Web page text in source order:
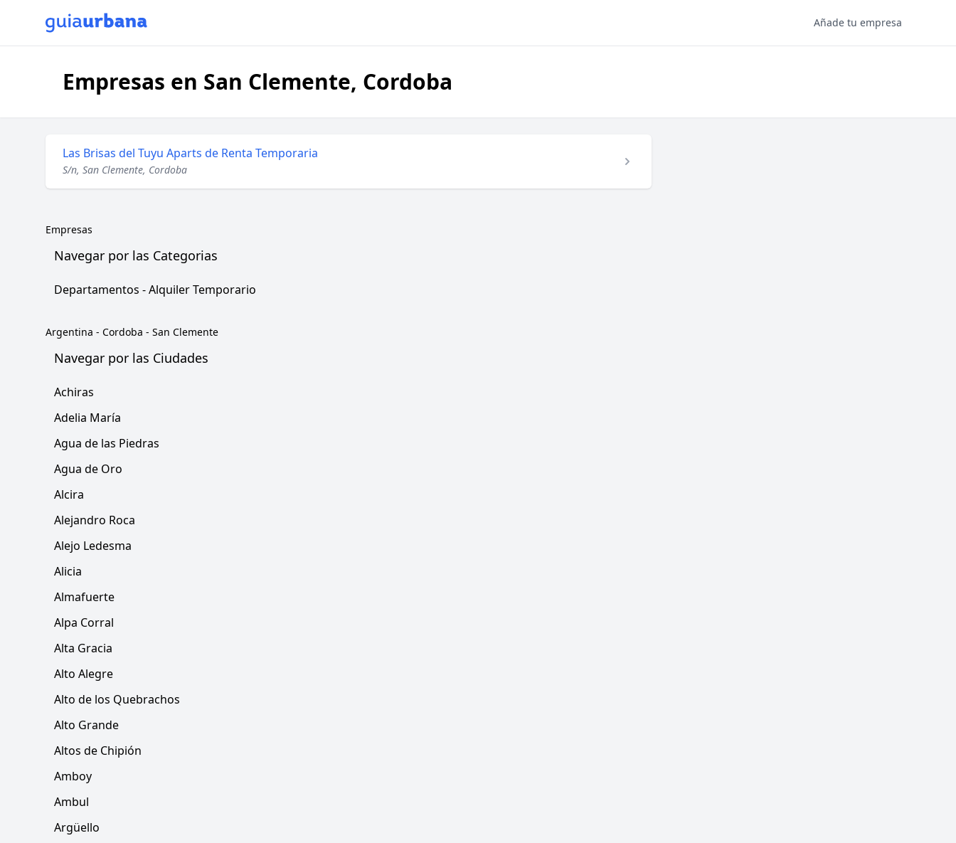
Añade tu empresa
Empresas en San Clemente, Cordoba
Las Brisas del Tuyu Aparts de Renta Temporaria
S/n, San Clemente, Cordoba
Empresas
Navegar por las Categorias
Departamentos - Alquiler Temporario
Argentina - Cordoba - San Clemente
Navegar por las Ciudades
Achiras
Adelia María
Agua de las Piedras
Agua de Oro
Alcira
Alejandro Roca
Alejo Ledesma
Alicia
Almafuerte
Alpa Corral
Alta Gracia
Alto Alegre
Alto de los Quebrachos
Alto Grande
Altos de Chipión
Amboy
Ambul
Argüello